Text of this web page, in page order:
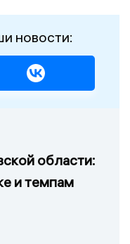
новости:
области:
и темпам